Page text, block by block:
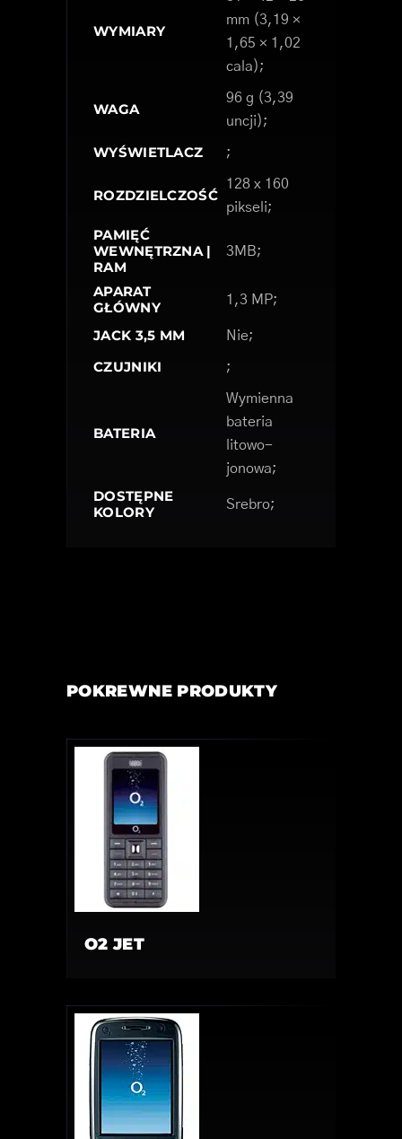
WYMIARY
mm (3,19 ×
1,65 × 1,02
cala);
WAGA
96 g (3,39
uncji);
WYŚWIETLACZ ;
ROZDZIELCZOŚĆ
128 x 160
pikseli;
PAMIĘĆ
WEWNĘTRZNA |
RAM
3MB;
APARAT
GŁÓWNY
1,3 MP;
JACK 3,5 MM Nie;
CZUJNIKI ;
BATERIA
Wymienna
bateria
litowo-
jonowa;
DOSTĘPNE
KOLORY
Srebro;
POKREWNE PRODUKTY
O2 JET